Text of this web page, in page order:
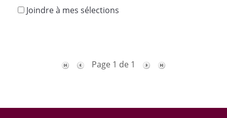
Joindre à mes sélections
Page 1 de 1